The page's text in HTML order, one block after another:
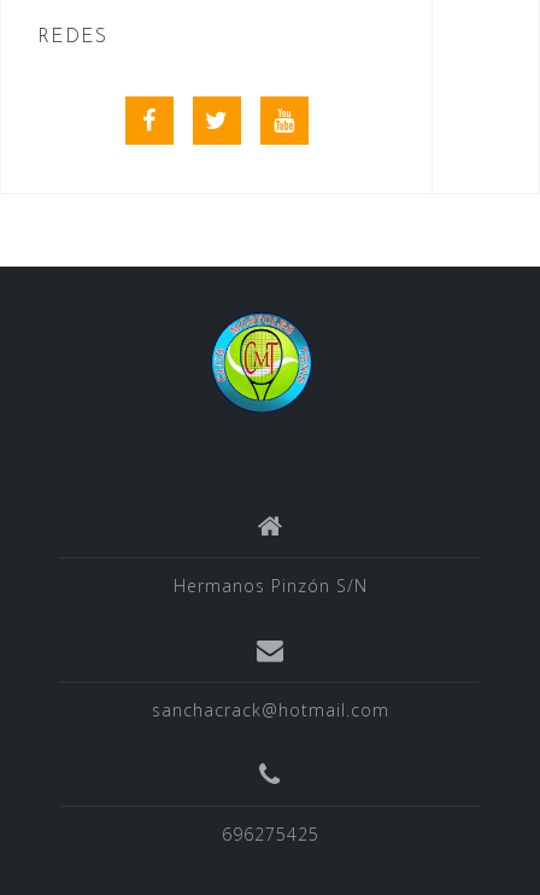
REDES
Facebook Twitter Youtube
Hermanos Pinzón S/N
sanchacrack@hotmail.com
696275425